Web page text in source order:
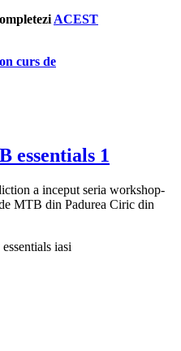
ACEST
essentials 1
a inceput seria workshop-
MTB din Padurea Ciric din